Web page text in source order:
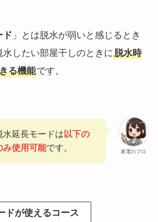
ド 」とは脱水が弱いと感じるとき
したい部屋干しのときに脱水時
る機能です。
家電のプロ
水延長モードは 以下の
み使用可能です。
ドが使えるコース